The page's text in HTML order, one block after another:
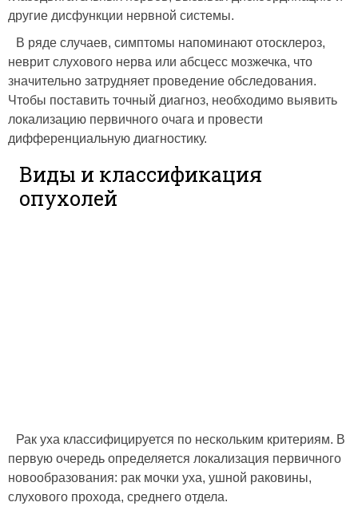
другие дисфункции нервной системы.
В ряде случаев, симптомы напоминают отосклероз,
неврит слухового нерва или абсцесс мозжечка, что
значительно затрудняет проведение обследования.
Чтобы поставить точный диагноз, необходимо выявить
локализацию первичного очага и провести
дифференциальную диагностику.
Виды и классификация
опухолей
Рак уха классифицируется по нескольким критериям. В
первую очередь определяется локализация первичного
новообразования: рак мочки уха, ушной раковины,
слухового прохода, среднего отдела.